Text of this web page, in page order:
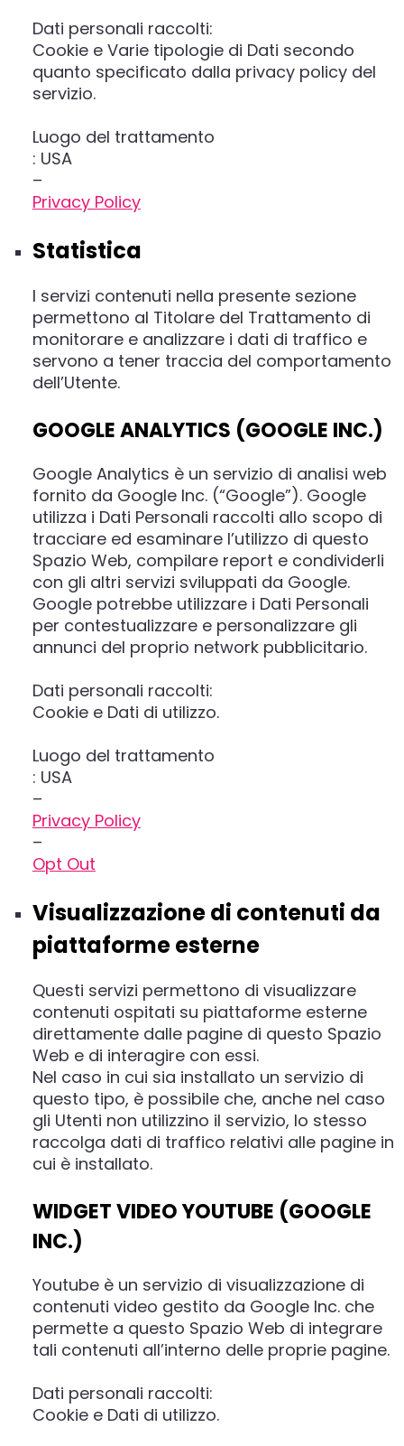
Dati personali raccolti:
Cookie e Varie tipologie di Dati secondo
quanto specificato dalla privacy policy del
servizio.
Luogo del trattamento
: USA
–
Privacy Policy
Statistica
I servizi contenuti nella presente sezione
permettono al Titolare del Trattamento di
monitorare e analizzare i dati di traffico e
servono a tener traccia del comportamento
dell’Utente.
GOOGLE ANALYTICS (GOOGLE INC.)
Google Analytics è un servizio di analisi web
fornito da Google Inc. (“Google”). Google
utilizza i Dati Personali raccolti allo scopo di
tracciare ed esaminare l’utilizzo di questo
Spazio Web, compilare report e condividerli
con gli altri servizi sviluppati da Google.
Google potrebbe utilizzare i Dati Personali
per contestualizzare e personalizzare gli
annunci del proprio network pubblicitario.
Dati personali raccolti:
Cookie e Dati di utilizzo.
Luogo del trattamento
: USA
–
Privacy Policy
–
Opt Out
Visualizzazione di contenuti da
piattaforme esterne
Questi servizi permettono di visualizzare
contenuti ospitati su piattaforme esterne
direttamente dalle pagine di questo Spazio
Web e di interagire con essi.
Nel caso in cui sia installato un servizio di
questo tipo, è possibile che, anche nel caso
gli Utenti non utilizzino il servizio, lo stesso
raccolga dati di traffico relativi alle pagine in
cui è installato.
WIDGET VIDEO YOUTUBE (GOOGLE
INC.)
Youtube è un servizio di visualizzazione di
contenuti video gestito da Google Inc. che
permette a questo Spazio Web di integrare
tali contenuti all’interno delle proprie pagine.
Dati personali raccolti:
Cookie e Dati di utilizzo.